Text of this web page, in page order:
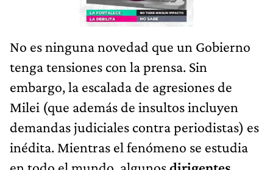
No es ninguna novedad que un Gobierno
tenga tensiones con la prensa. Sin
embargo, la escalada de agresiones de
Milei (que además de insultos incluyen
demandas judiciales contra periodistas) es
inédita. Mientras el fenómeno se estudia